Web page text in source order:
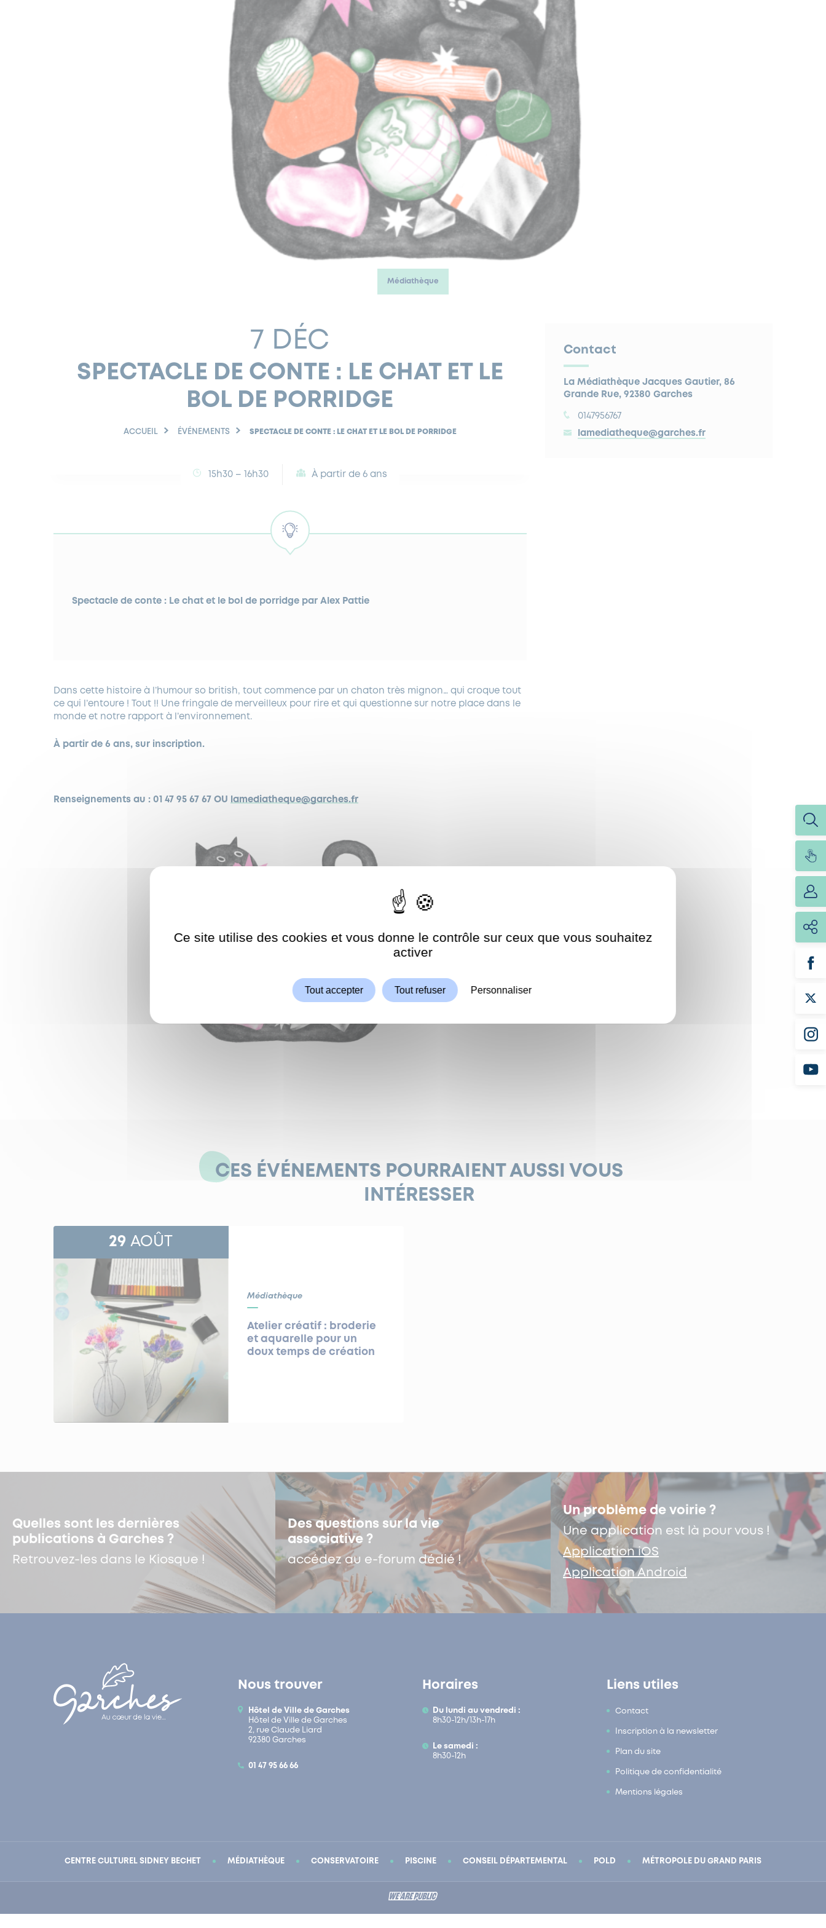
Médiathèque
7 DÉC
SPECTACLE DE CONTE : LE CHAT ET LE
BOL DE PORRIDGE
ACCUEIL ÉVÉNEMENTS SPECTACLE DE CONTE : LE CHAT ET LE BOL DE PORRIDGE
15h30 – 16h30 À partir de 6 ans
Spectacle de conte : Le chat et le bol de porridge par Alex Pattie
Dans cette histoire à l’humour so british, tout commence par un chaton très mignon… qui croque tout
ce qui l’entoure ! Tout !! Une fringale de merveilleux pour rire et qui questionne sur notre place dans le
monde et notre rapport à l’environnement.
À partir de 6 ans, sur inscription.
Renseignements au : 01 47 95 67 67 OU lamediatheque@garches.fr
Contact
La Médiathèque Jacques Gautier, 86
Grande Rue, 92380 Garches
0147956767
lamediatheque@garches.fr
CES ÉVÉNEMENTS POURRAIENT AUSSI VOUS
INTÉRESSER
29 AOÛT
Médiathèque
Atelier créatif : broderie
et aquarelle pour un
doux temps de création
Quelles sont les dernières
publications à Garches ?
Retrouvez-les dans le Kiosque !
Des questions sur la vie
associative ?
accédez au e-forum dédié !
Un problème de voirie ?
Une application est là pour vous !
Application iOS
Application Android
Nous trouver
Hôtel de Ville de Garches
Hôtel de Ville de Garches
2, rue Claude Liard
92380 Garches
01 47 95 66 66
Horaires
Du lundi au vendredi :
8h30-12h/13h-17h
Le samedi :
8h30-12h
Liens utiles
Contact
Inscription à la newsletter
Plan du site
Politique de confidentialité
Mentions légales
CENTRE CULTUREL SIDNEY BECHET MÉDIATHÈQUE CONSERVATOIRE PISCINE CONSEIL DÉPARTEMENTAL POLD MÉTROPOLE DU GRAND PARIS
Autoriser
Ce site utilise des cookies et vous donne le contrôle sur ceux que vous souhaitez
activer
Tout accepter Tout refuser Personnaliser